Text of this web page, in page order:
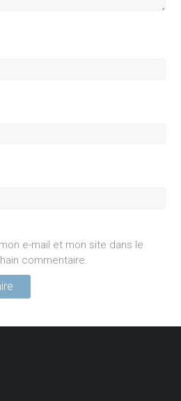
e-mail et mon site dans le
commentaire.